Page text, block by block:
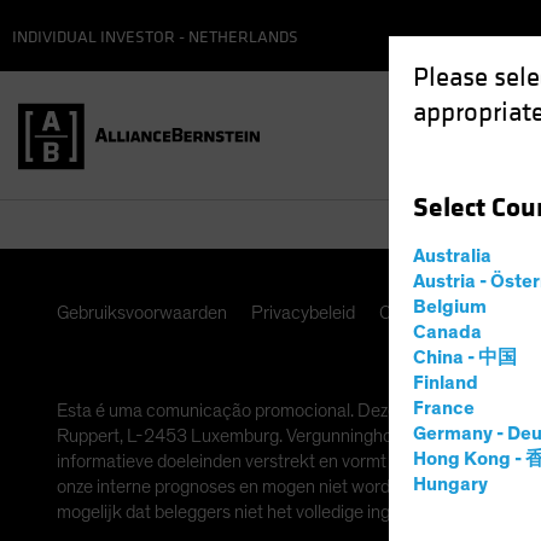
Please
Select
Australia
Austria -
Belgium
Canada
China - 中国
Finland
France
Germany -
Hong Kong -
Hungary
INDIVIDUAL INVESTOR - NETHERLANDS
Gebruiksvoorwaarden Privacybeleid Cookie-instellingen
Esta é uma comunicação promocional. Deze informatie wordt
Ruppert, L-2453 Luxemburg. Vergunninghoudend in
informatieve doeleinden verstrekt en vormt geen
onze interne prognoses en mogen niet worden beschouwd
mogelijk dat beleggers niet het volledige ingelegde bedrag